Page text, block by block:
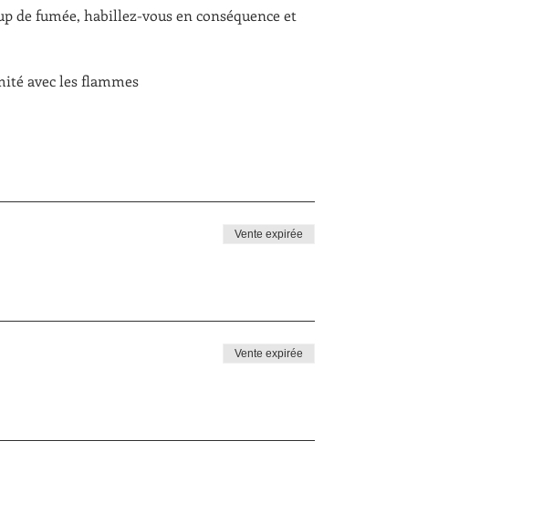
de fumée, habillez-vous en conséquence et
avec les flammes
Vente expirée
Vente expirée